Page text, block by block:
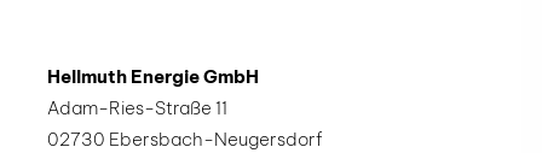
Hellmuth Energie GmbH
Adam-Ries-Straße 11
02730 Ebersbach-Neugersdorf